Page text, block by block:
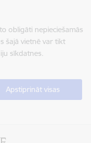
obligāti nepieciešamās
šajā vietnē var tikt
sīkdatnes.
Apstiprināt visas